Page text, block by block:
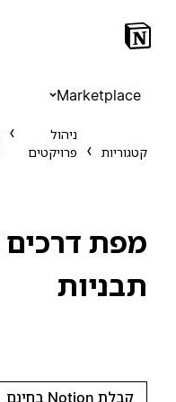
Marketplace
קטגוריות
ניהול
פרויקטים
מפת דרכים
תבניות
קבלת Notion בחינם